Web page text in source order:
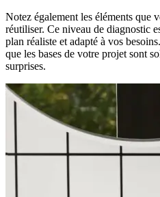
Notez également les éléments que
réutiliser. Ce niveau de diagnostic
plan réaliste et adapté à vos
que les bases de votre projet sont
surprises.